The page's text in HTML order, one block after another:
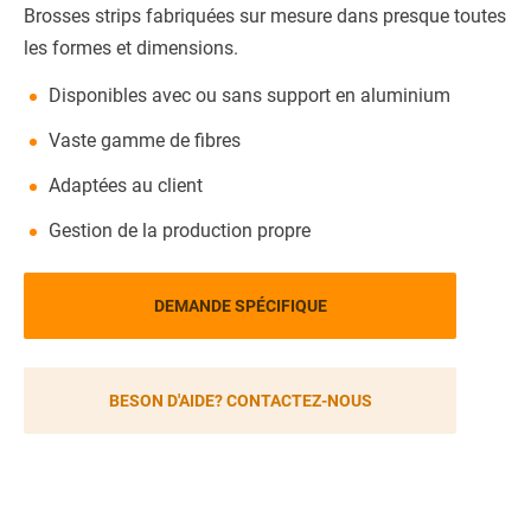
Brosses strips fabriquées sur mesure dans presque toutes
les formes et dimensions.
Disponibles avec ou sans support en aluminium
Vaste gamme de fibres
Adaptées au client
Gestion de la production propre
DEMANDE SPÉCIFIQUE
BESON D'AIDE? CONTACTEZ-NOUS